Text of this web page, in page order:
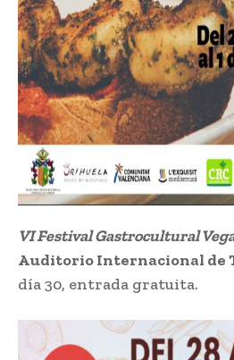
VI Festival Gastrocultural
Auditorio Internacional de
día 30, entrada gratuita.